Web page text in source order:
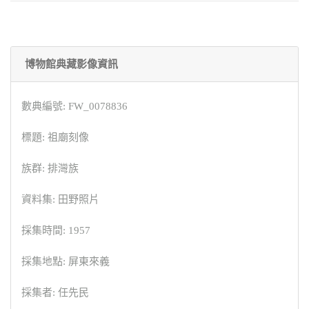
博物館典藏影像資訊
數典編號: FW_0078836
標題: 祖廟刻像
族群: 排灣族
資料集: 田野照片
採集時間: 1957
採集地點: 屏東來義
採集者: 任先民